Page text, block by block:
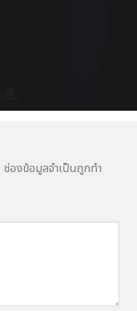
ช่องข้อมูลจำเป็นถูกทำ